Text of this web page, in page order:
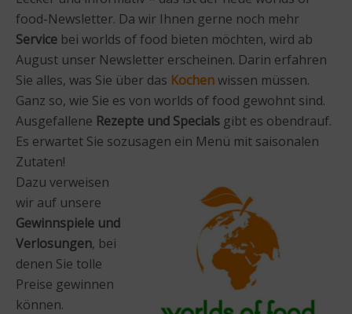
food-Newsletter. Da wir Ihnen gerne noch mehr
Service bei worlds of food bieten möchten, wird ab
August unser Newsletter erscheinen. Darin erfahren
Sie alles, was Sie über das Kochenwissen müssen.
Ganz so, wie Sie es von worlds of food gewohnt sind.
Ausgefallene Rezepte und Specials gibt es obendrauf.
Es erwartet Sie sozusagen ein Menü mit saisonalen
Zutaten!
Dazu verweisen
wir auf unsere
Gewinnspiele und
Verlosungen, bei
denen Sie tolle
Preise gewinnen
können.